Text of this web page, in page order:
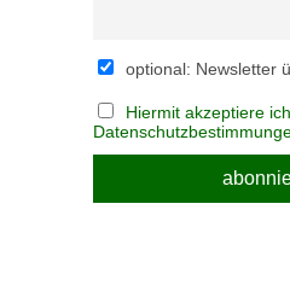
optional: Newsletter
Hiermit akzeptiere